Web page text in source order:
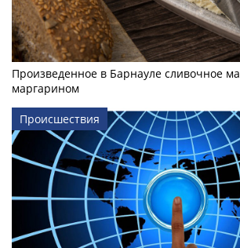
Произведенное в Барнауле сливочное
маргарином
Происшествия